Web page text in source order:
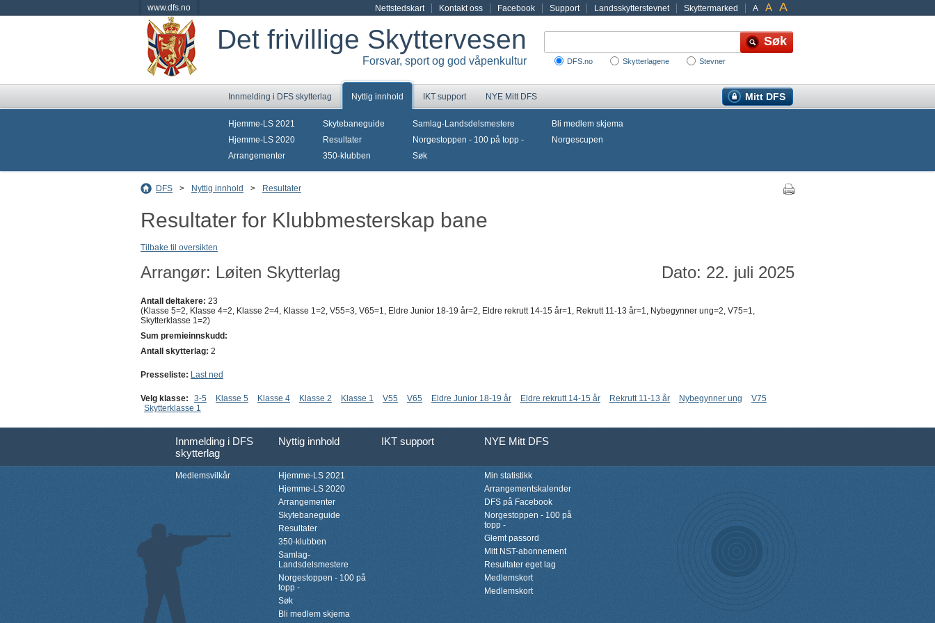
www.dfs.no A A A
Nettstedskart Kontakt oss Facebook Support Landsskytterstevnet Skyttermarked
Det frivillige Skyttervesen
Forsvar, sport og god våpenkultur DFS.no Skytterlagene Stevner
Innmelding i DFS skytterlag Nyttig innhold IKT support Mitt DFS
NYE Mitt DFS
Hjemme-LS 2021
Hjemme-LS 2020
Arrangementer
Skytebaneguide
Resultater
350-klubben
Samlag-Landsdelsmestere
Norgestoppen - 100 på topp -
Søk
Bli medlem skjema
Norgescupen
DFS > Nyttig innhold > Resultater
Resultater for Klubbmesterskap bane
Tilbake til oversikten
Arrangør: Løiten Skytterlag Dato: 22. juli 2025
Antall deltakere: 23
(Klasse 5=2, Klasse 4=2, Klasse 2=4, Klasse 1=2, V55=3, V65=1, Eldre Junior 18-19 år=2, Eldre rekrutt 14-15 år=1, Rekrutt 11-13 år=1, Nybegynner ung=2, V75=1,
Skytterklasse 1=2)
Sum premieinnskudd:
Antall skytterlag: 2
Presseliste: Last ned
Velg klasse: 3-5 Klasse 5 Klasse 4 Klasse 2 Klasse 1 V55 V65 Eldre Junior 18-19 år Eldre rekrutt 14-15 år Rekrutt 11-13 år Nybegynner ung
V75
Skytterklasse 1
Innmelding i DFS
skytterlag
Nyttig innhold IKT support NYE Mitt DFS
Medlemsvilkår
Hjemme-LS 2021
Hjemme-LS 2020
Arrangementer
Skytebaneguide
Resultater
350-klubben
Samlag-
Landsdelsmestere
Norgestoppen - 100 på
topp -
Søk
Bli medlem skjema
Min statistikk
Arrangementskalender
DFS på Facebook
Norgestoppen - 100 på
topp -
Glemt passord
Mitt NST-abonnement
Resultater eget lag
Medlemskort
Medlemskort